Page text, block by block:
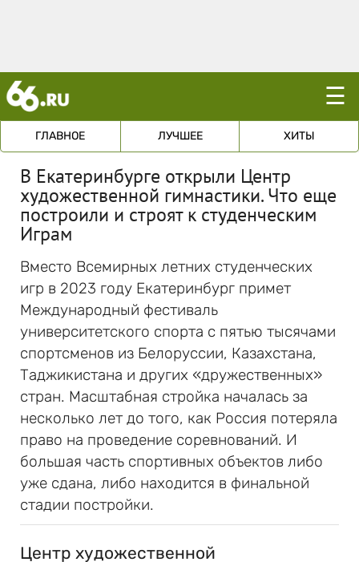
☰
ГЛАВНОЕ ЛУЧШЕЕ ХИТЫ
В Екатеринбурге открыли Центр
художественной гимнастики. Что еще
построили и строят к студенческим
Играм
Вместо Всемирных летних студенческих
игр в 2023 году Екатеринбург примет
Международный фестиваль
университетского спорта с пятью тысячами
спортсменов из Белоруссии, Казахстана,
Таджикистана и других «дружественных»
стран. Масштабная стройка началась за
несколько лет до того, как Россия потеряла
право на проведение соревнований. И
большая часть спортивных объектов либо
уже сдана, либо находится в финальной
стадии постройки.
Центр художественной